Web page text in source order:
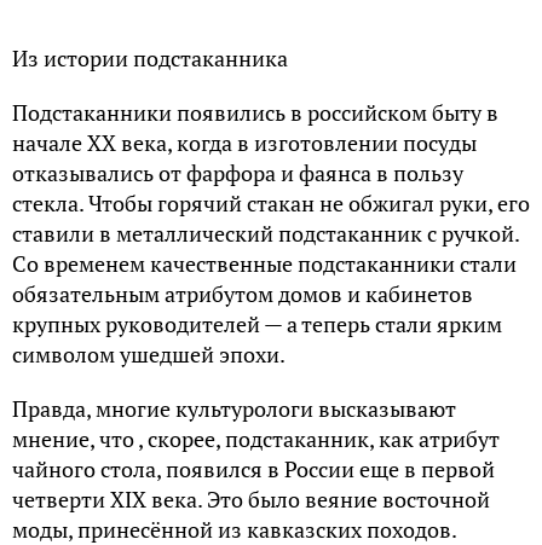
Из истории подстаканника
Подстаканники появились в российском быту в
начале XX века, когда в изготовлении посуды
отказывались от фарфора и фаянса в пользу
стекла. Чтобы горячий стакан не обжигал руки, его
ставили в металлический подстаканник с ручкой.
Со временем качественные подстаканники стали
обязательным атрибутом домов и кабинетов
крупных руководителей — а теперь стали ярким
символом ушедшей эпохи.
Правда, многие культурологи высказывают
мнение, что , скорее, подстаканник, как атрибут
чайного стола, появился в России еще в первой
четверти XIX века. Это было веяние восточной
моды, принесённой из кавказских походов.